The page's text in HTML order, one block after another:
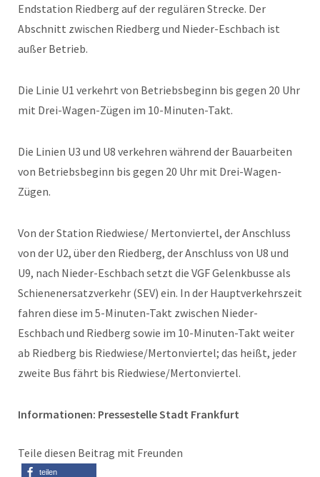
Endstation Riedberg auf der regulären Strecke. Der
Abschnitt zwischen Riedberg und Nieder-Eschbach ist
außer Betrieb.
Die Linie U1 verkehrt von Betriebsbeginn bis gegen 20 Uhr
mit Drei-Wagen-Zügen im 10-Minuten-Takt.
Die Linien U3 und U8 verkehren während der Bauarbeiten
von Betriebsbeginn bis gegen 20 Uhr mit Drei-Wagen-
Zügen.
Von der Station Riedwiese/ Mertonviertel, der Anschluss
von der U2, über den Riedberg, der Anschluss von U8 und
U9, nach Nieder-Eschbach setzt die VGF Gelenkbusse als
Schienenersatzverkehr (SEV) ein. In der Hauptverkehrszeit
fahren diese im 5-Minuten-Takt zwischen Nieder-
Eschbach und Riedberg sowie im 10-Minuten-Takt weiter
ab Riedberg bis Riedwiese/Mertonviertel; das heißt, jeder
zweite Bus fährt bis Riedwiese/Mertonviertel.
Informationen: Pressestelle Stadt Frankfurt
Teile diesen Beitrag mit Freunden
teilen